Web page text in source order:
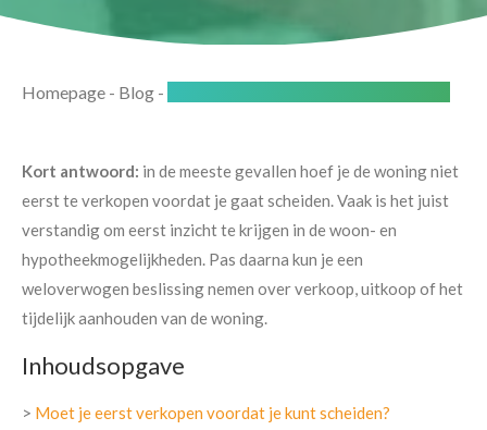
Homepage - Blog -
Kort antwoord: in de meeste gevallen hoef je de woning niet
eerst te verkopen voordat je gaat scheiden. Vaak is het juist
verstandig om eerst inzicht te krijgen in de woon- en
hypotheekmogelijkheden. Pas daarna kun je een
weloverwogen beslissing nemen over verkoop, uitkoop of het
tijdelijk aanhouden van de woning.
Inhoudsopgave
> Moet je eerst verkopen voordat je kunt scheiden?